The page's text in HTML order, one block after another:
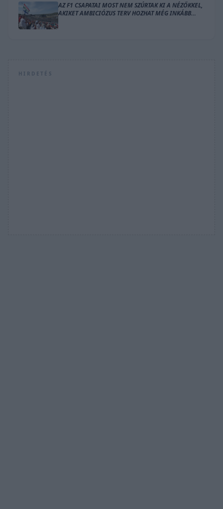
AZ F1 CSAPATAI MOST NEM SZÚRTAK KI A NÉZŐKKEL,
AKIKET AMBICIÓZUS TERV HOZHAT MÉG INKÁBB
HIRDETÉS